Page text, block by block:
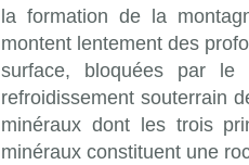
la formation de la
montent lentement des
surface, bloquées par
refroidissement souterrain
minéraux dont les trois
minéraux constituent une